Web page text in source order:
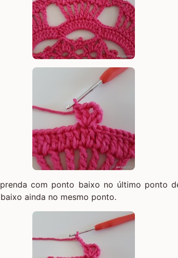
com ponto baixo no último ponto
ainda no mesmo ponto.